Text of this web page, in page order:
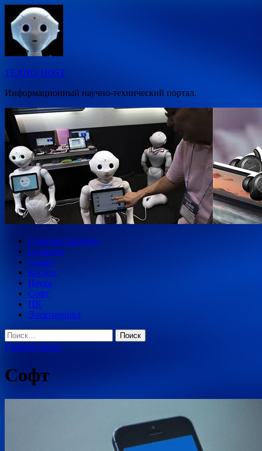
Перейти
содержимому
ТЕХНО-HOST
Информационный научно-технический портал.
Главная страница
Гаджеты
Games
Космос
Наука
Софт
ПК
Электроника
Найти:
Главное меню
Софт